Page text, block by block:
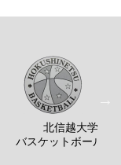
北信越大学
バスケットボール連